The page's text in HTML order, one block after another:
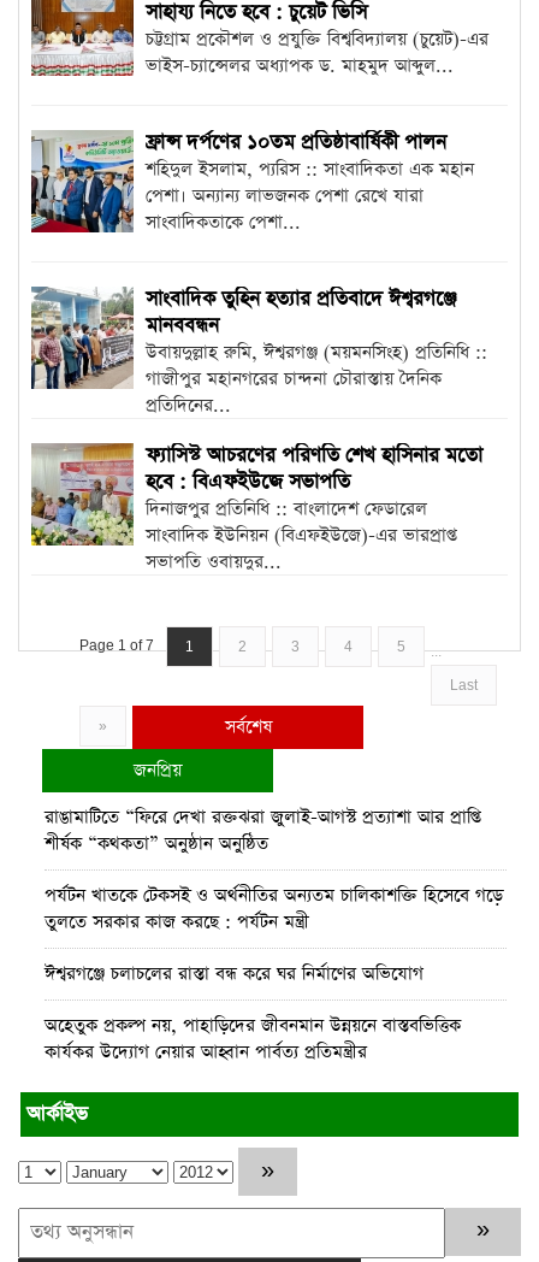
সাহায্য নিতে হবে : চুয়েট ভিসি
চট্টগ্রাম প্রকৌশল ও প্রযুক্তি বিশ্ববিদ্যালয় (চুয়েট)-এর
ভাইস-চ্যান্সেলর অধ্যাপক ড. মাহমুদ আব্দুল...
ফ্রান্স দর্পণের ১০তম প্রতিষ্ঠাবার্ষিকী পালন
শহিদুল ইসলাম, প্যরিস :: সাংবাদিকতা এক মহান
পেশা। অন্যান্য লাভজনক পেশা রেখে যারা
সাংবাদিকতাকে পেশা...
সাংবাদিক তুহিন হত্যার প্রতিবাদে ঈশ্বরগঞ্জে
মানববন্ধন
উবায়দুল্লাহ রুমি, ঈশ্বরগঞ্জ (ময়মনসিংহ) প্রতিনিধি ::
গাজীপুর মহানগরের চান্দনা চৌরাস্তায় দৈনিক
প্রতিদিনের...
ফ্যাসিস্ট আচরণের পরিণতি শেখ হাসিনার মতো
হবে : বিএফইউজে সভাপতি
দিনাজপুর প্রতিনিধি :: বাংলাদেশ ফেডারেল
সাংবাদিক ইউনিয়ন (বিএফইউজে)-এর ভারপ্রাপ্ত
সভাপতি ওবায়দুর...
Page 1 of 7 1 2 3 4 5
...
Last
»
সর্বশেষ
জনপ্রিয়
রাঙামাটিতে “ফিরে দেখা রক্তঝরা জুলাই-আগস্ট প্রত্যাশা আর প্রাপ্তি
শীর্ষক “কথকতা” অনুষ্ঠান অনুষ্ঠিত
পর্যটন খাতকে টেকসই ও অর্থনীতির অন্যতম চালিকাশক্তি হিসেবে গড়ে
তুলতে সরকার কাজ করছে : পর্যটন মন্ত্রী
ঈশ্বরগঞ্জে চলাচলের রাস্তা বন্ধ করে ঘর নির্মাণের অভিযোগ
অহেতুক প্রকল্প নয়, পাহাড়িদের জীবনমান উন্নয়নে বাস্তবভিত্তিক
কার্যকর উদ্যোগ নেয়ার আহ্বান পার্বত্য প্রতিমন্ত্রীর
তাহসিনা রুশদীর লুনা এমপি’র সা‌থে ট্রাস্টিবৃন্দের সাক্ষাৎ
নির্যাতন এবং এক লাখ টাকা মুক্তিপণ দাবির অভিযোগ : খাগড়াছড়ি
প্রেসক্লাবে সংবাদ সম্মেলন
পার্বত্য চট্টগ্রামে মা-শিশুর পুষ্টি ও দুর্যোগ ঝুঁকি কমাতে সমন্বিত প্রকল্প
আর্কাইভ